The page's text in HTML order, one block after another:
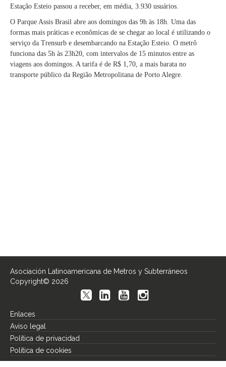
Estação Esteio passou a receber, em média, 3.930 usuários.
O Parque Assis Brasil abre aos domingos das 9h às 18h. Uma das
formas mais práticas e econômicas de se chegar ao local é utilizando o
serviço da Trensurb e desembarcando na Estação Esteio. O metrô
funciona das 5h às 23h20, com intervalos de 15 minutos entre as
viagens aos domingos. A tarifa é de R$ 1,70, a mais barata no
transporte público da Região Metropolitana de Porto Alegre.
Asociación Latinoamericana de Metros y Subterráneos
Copyright© 2026
Enlaces
Aviso legal
Política de privacidad
Política de cookies